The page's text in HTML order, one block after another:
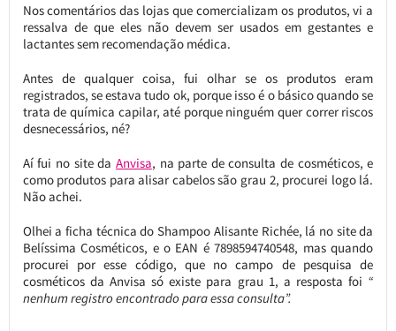
Nos comentários das lojas que comercializam os produtos, vi a
ressalva de que eles não devem ser usados em gestantes e
lactantes sem recomendação médica.
Antes de qualquer coisa, fui olhar se os produtos eram
registrados, se estava tudo ok, porque isso é o básico quando se
trata de química capilar, até porque ninguém quer correr riscos
desnecessários, né?
Aí fui no site da Anvisa, na parte de consulta de cosméticos, e
como produtos para alisar cabelos são grau 2, procurei logo lá.
Não achei.
Olhei a ficha técnica do Shampoo Alisante Richée, lá no site da
Belíssima Cosméticos, e o EAN é7898594740548, mas quando
procurei por esse código, que no campo de pesquisa de
cosméticos da Anvisa só existe para grau 1, a resposta foi “
nenhum registro encontrado para essa consulta”.